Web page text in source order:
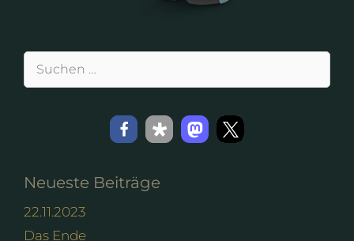
Suchen
Neueste Beiträge
22.11.2023
Das Ende